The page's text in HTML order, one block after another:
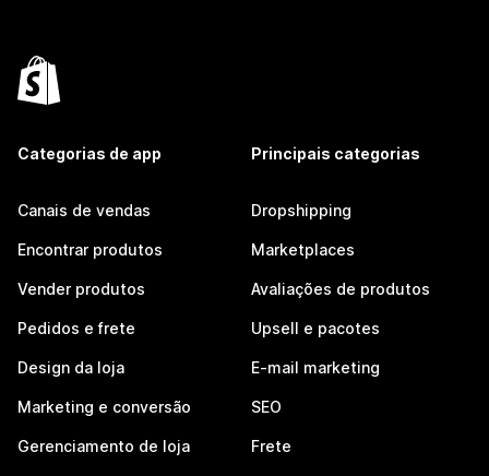
Categorias de app
Canais de vendas
Encontrar produtos
Vender produtos
Pedidos e frete
Design da loja
Marketing e conversão
Gerenciamento de loja
Principais categorias
Dropshipping
Marketplaces
Avaliações de produtos
Upsell e pacotes
E-mail marketing
SEO
Frete